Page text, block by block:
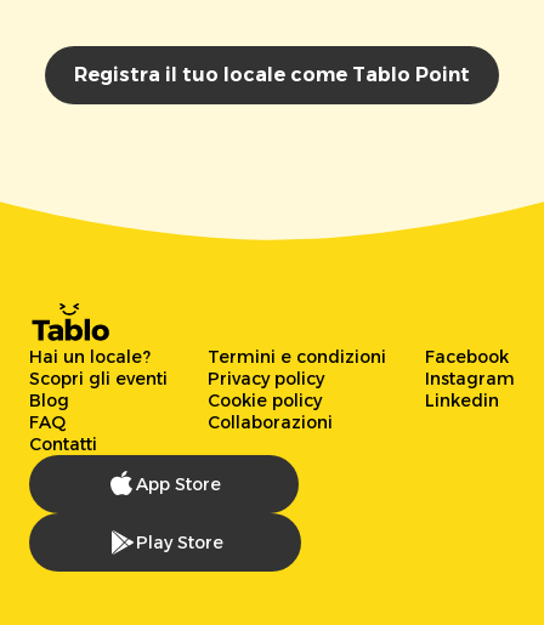
Registra il tuo locale come Tablo Point
Hai un locale?
Scopri gli eventi
Blog
FAQ
Contatti
Termini e condizioni
Privacy policy
Cookie policy
Collaborazioni
Facebook
Instagram
Linkedin
App Store
Play Store